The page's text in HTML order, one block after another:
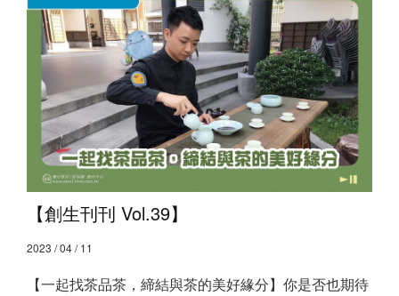
【創生刊刊 Vol.39】
2023 / 04 / 11
【一起找茶品茶，締結與茶的美好緣分】 ​ 你是否也期待